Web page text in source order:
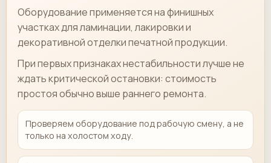
Оборудование применяется на финишных
участках для ламинации, лакировки и
декоративной отделки печатной продукции.
При первых признаках нестабильности лучше не
ждать критической остановки: стоимость
простоя обычно выше раннего ремонта.
Проверяем оборудование под рабочую смену, а не
только на холостом ходу.